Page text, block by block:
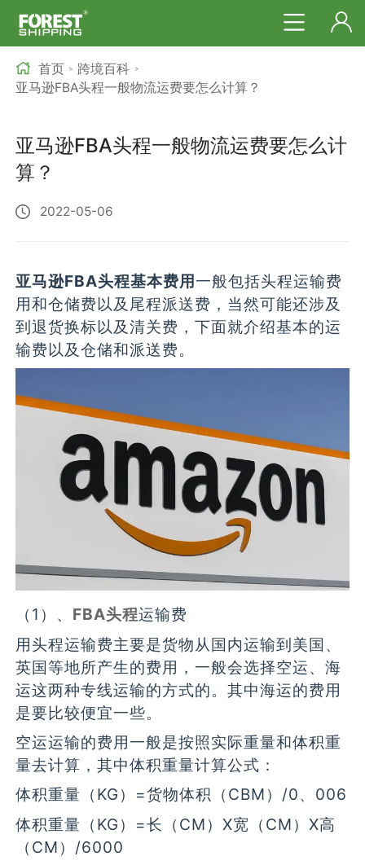
首页 > 跨境百科 >
亚马逊FBA头程一般物流运费要怎么计算？
亚马逊FBA头程一般物流运费要怎么计
算？
2022-05-06
亚马逊FBA头程基本费用一般包括头程运输费
用和仓储费以及尾程派送费，当然可能还涉及
到退货换标以及清关费，下面就介绍基本的运
输费以及仓储和派送费。
（1）、 FBA头程运输费
用头程运输费主要是货物从国内运输到美国、
英国等地所产生的费用，一般会选择空运、海
运这两种专线运输的方式的。其中海运的费用
是要比较便宜一些。
空运运输的费用一般是按照实际重量和体积重
量去计算，其中体积重量计算公式：
体积重量（KG）=货物体积（CBM）/0、006
体积重量（KG）=长（CM）X宽（CM）X高
（CM）/6000